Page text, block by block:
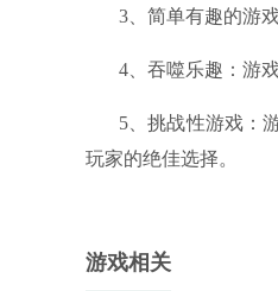
3、简单有趣的游
4、吞噬乐趣：游
5、挑战性游戏：
玩家的绝佳选择。
游戏相关